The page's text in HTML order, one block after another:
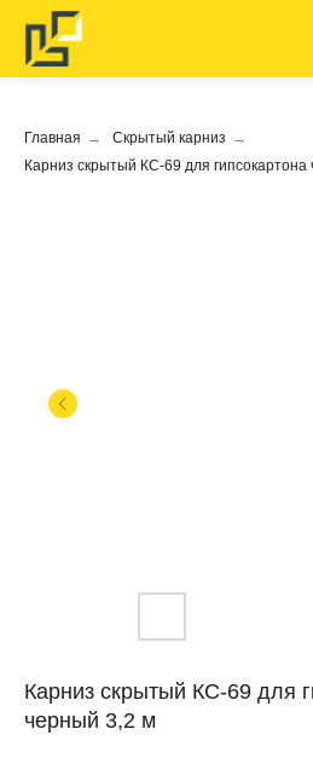
Главная → Скрытый карниз →
Карниз скрытый КС-69 для
Карниз скрытый КС-69 для
черный 3,2 м